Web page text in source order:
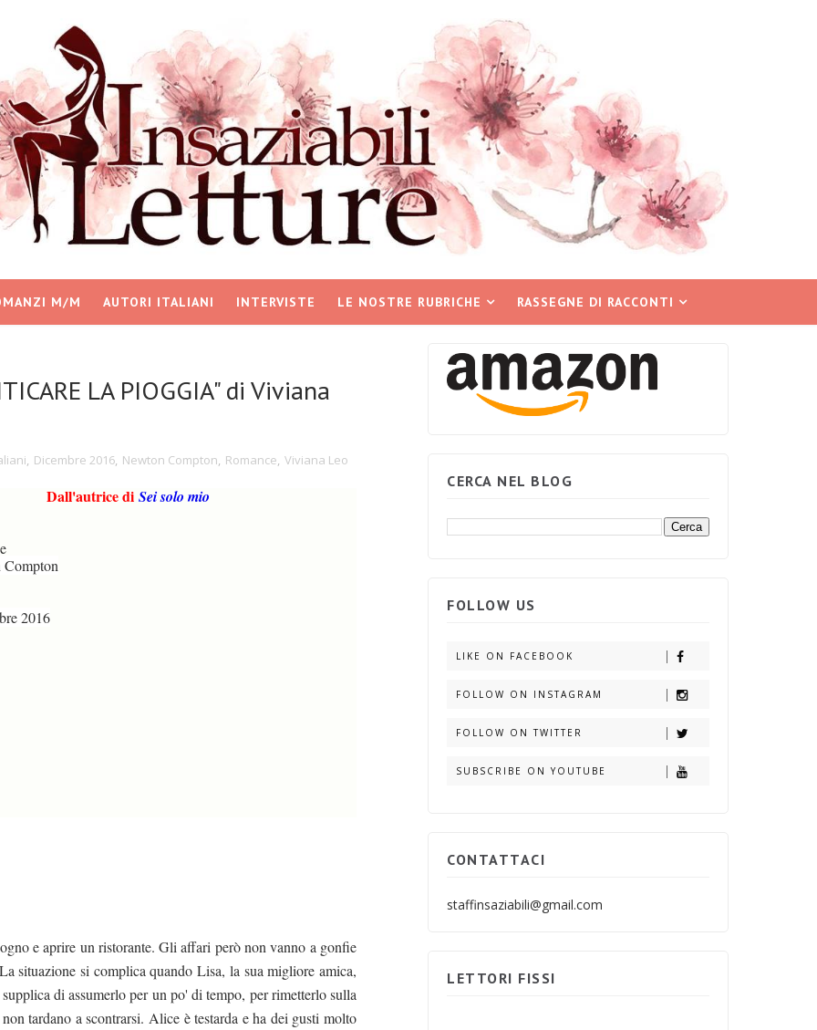
M/M AUTORI ITALIANI INTERVISTE LE NOSTRE RUBRICHE RASSEGNE DI RACCONTI
LA PIOGGIA" di Viviana
, Dicembre 2016, Newton Compton, Romance, Viviana Leo
Dall'autrice di Sei solo mio
2016
e aprire un ristorante. Gli affari però non vanno a gonfie
situazione si complica quando Lisa, la sua migliore amica,
di assumerlo per un po' di tempo, per rimetterlo sulla
tardano a scontrarsi. Alice è testarda e ha dei gusti molto
CERCA NEL BLOG
FOLLOW US
LIKE ON FACEBOOK
FOLLOW ON INSTAGRAM
FOLLOW ON TWITTER
SUBSCRIBE ON YOUTUBE
CONTATTACI
staffinsaziabili@gmail.com
LETTORI FISSI